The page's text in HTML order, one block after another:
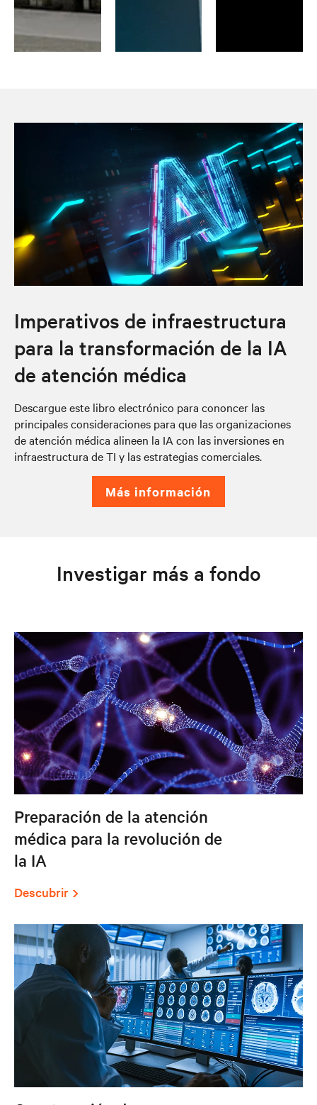
Imperativos de infraestructura
para la transformación de la IA
de atención médica
Descargue este libro electrónico para cononcer las
principales consideraciones para que las organizaciones
de atención médica alineen la IA con las inversiones en
infraestructura de TI y las estrategias comerciales.
más información
Investigar más a fondo
Preparación de la atención
médica para la revolución de
la IA
Descubrir